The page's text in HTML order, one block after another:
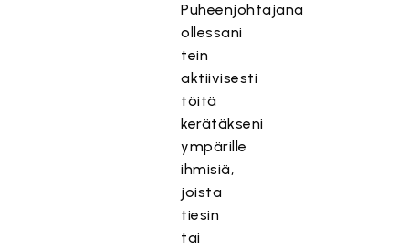
Puheenjohtajana
ollessani
tein
aktiivisesti
töitä
kerätäkseni
ympärille
ihmisiä,
joista
tiesin
tai